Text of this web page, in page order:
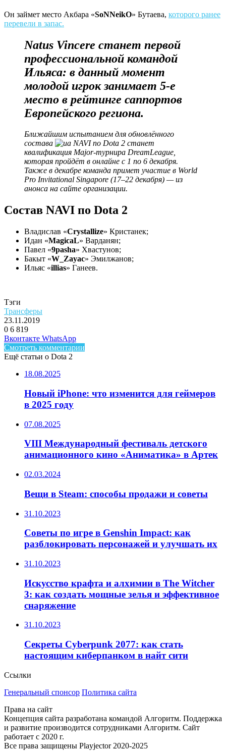
Он займет место Акбара «SoNNeikO» Бутаева, которого ранее
перевели в запас.
Natus Vincere станет первой
профессиональной командой
Ильяса: в данный момент
молодой игрок занимает 5-е
место в рейтинге саппортов
Европейского региона.
Ближайшим испытанием для обновлённого
состава
NAVI по Dota 2 станет
квалификация Major-турнира DreamLeague,
которая пройдёт в онлайне с 1 по 6 декабря.
Также в декабре команда примет участие в World
Pro Invitational Singapore (17–22 декабря) — из
анонса на сайте организации.
Состав NAVI по Dota 2
Владислав «Crystallize» Кристанек;
Идан «MagicaL» Варданян;
Павел «9pasha» Хвастунов;
Бакыт «W_Zayac» Эмилжанов;
Ильяс «illias» Ганеев.
Тэги
Трансферы
23.11.2019
0 6 819
Facebook
Twitter
LinkedIn
Вконтакте WhatsAppTelegram
Смотреть комментарии
Ещё статьи о Dota 2
18.08.2025
Новый iPhone: что изменится для геймеров
в 2025 году
07.08.2025
VIII Международный фестиваль детского
анимационного кино «Аниматика» в Артек
02.03.2024
Вещи в Steam: способы продажи и советы
31.10.2023
Советы по игре в Genshin Impact: как
разблокировать персонажей и улучшать их
31.10.2023
Искусство крафта и алхимии в The Witcher
3: как создать мощные зелья и эффективное
снаряжение
31.10.2023
Секреты Cyberpunk 2077: как стать
настоящим киберпанком в найт сити
Ссылки
Генеральный спонсор Политика сайта
Права на сайт
Концепция сайта разработана командой Алгоритм. Поддержка
и развитие производится сотрудниками Алгоритм. Сайт
работает с 2020 г.
Все права защищены Playjector 2020-2025